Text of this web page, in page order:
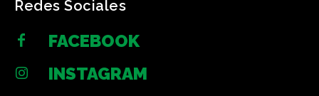
Redes Sociales
FACEBOOK
INSTAGRAM